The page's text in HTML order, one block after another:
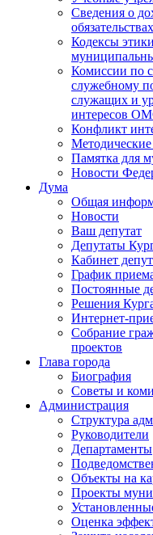
Сведения о
Кодексы
Комиссии по
служебному
служащих и
интересов
Конфликт
Памятка для
Новости
Дума
Общая
Новости
Ваш депутат
Депутаты
Кабинет
График
Постоянные
Решения
Интернет-
Собрание
проектов
Глава города
Биография
Советы и
Администрация
Структура
Руководители
Департаменты
Объекты на
Проекты
Оценка